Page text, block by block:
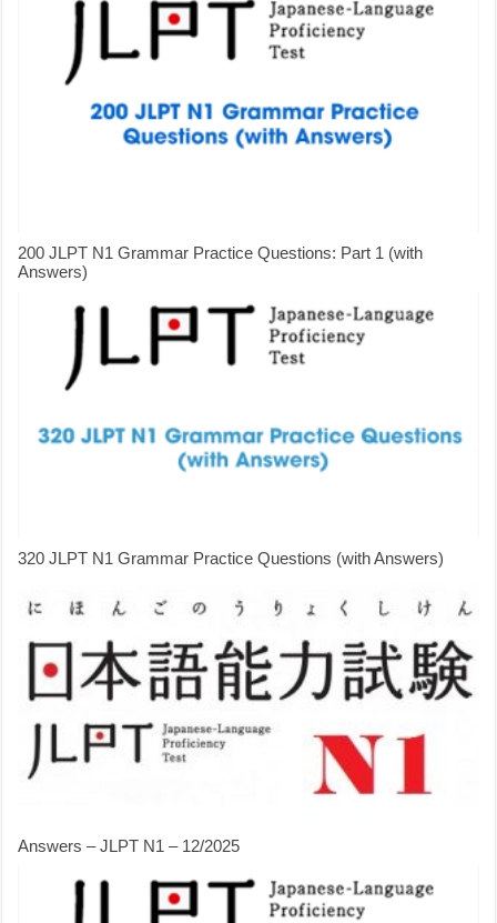
200 JLPT N1 Grammar Practice Questions: Part 1 (with
Answers)
320 JLPT N1 Grammar Practice Questions (with Answers)
Answers – JLPT N1 – 12/2025